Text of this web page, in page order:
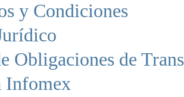
y Condiciones
Obligaciones de
Infomex